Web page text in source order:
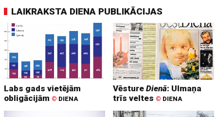
LAIKRAKSTA DIENA PUBLIKĀCIJAS
Labs gads vietējām
obligācijām © DIENA
VēstureDienā: Ulmaņa
trīs veltes © DIENA